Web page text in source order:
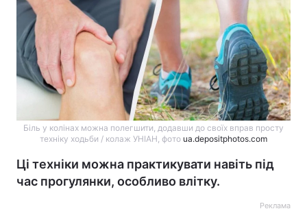
Біль у колінах можна полегшити, додавши до своїх вправ просту
техніку ходьби / колаж УНІАН, фото ua.depositphotos.com
Ці техніки можна практикувати навіть під
час прогулянки, особливо влітку.
Реклама